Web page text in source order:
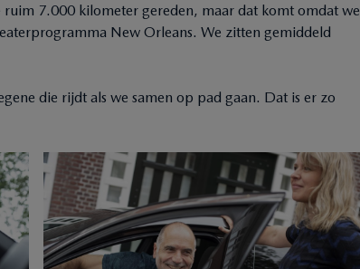
ruim 7.000 kilometer gereden, maar dat komt omdat we
New Orleans. We zitten gemiddeld
die rijdt als we samen op pad gaan. Dat is er zo